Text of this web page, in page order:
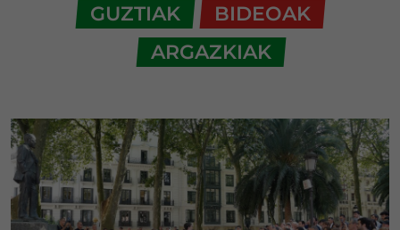
GUZTIAK
BIDEOAK
ARGAZKIAK